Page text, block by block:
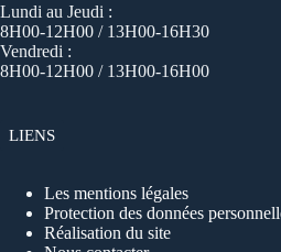
Lundi au Jeudi :
8H00-12H00 / 13H00-16H30
Vendredi :
8H00-12H00 / 13H00-16H00
LIENS
Les mentions légales
Protection des données
Réalisation du site